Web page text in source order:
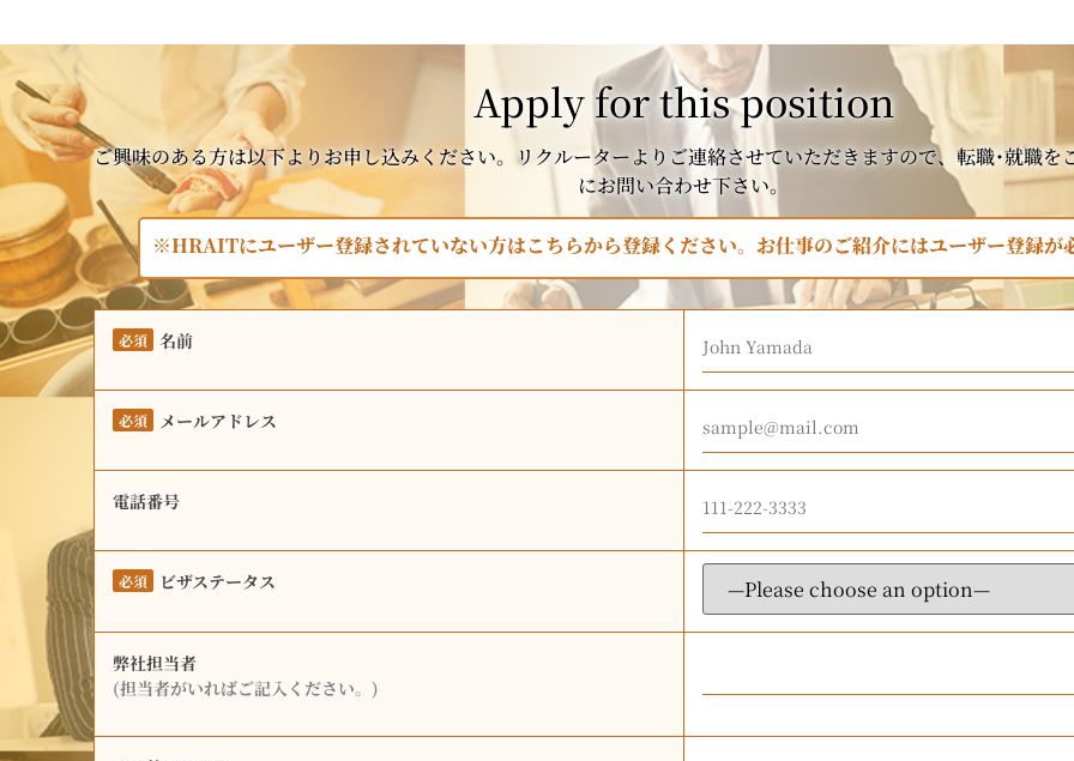
Apply for this position
ご興味のある方は以下よりお申し込みください。リクルーターよりご連絡させていただきますので、転職･就職を
にお問い合わせ下さい。
※HRAITにユーザー登録されていない方はこちらから登録ください。お仕事のご紹介にはユーザー登録が
必須 名前
必須 メールアドレス
電話番号
必須 ビザステータス
弊社担当者
(担当者がいればご記入ください。)